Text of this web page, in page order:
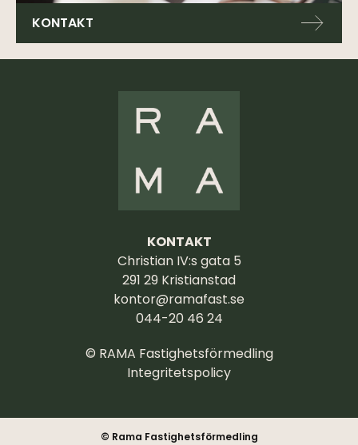
KONTAKT
KONTAKT
Christian IV:s gata 5
291 29 Kristianstad
kontor@ramafast.se
044-20 46 24
© RAMA Fastighetsförmedling
Integritetspolicy
© Rama Fastighetsförmedling